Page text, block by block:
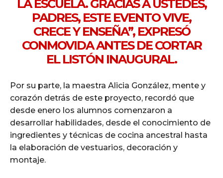
LA ESCUELA. GRACIAS A USTEDES,
PADRES, ESTE EVENTO VIVE,
CRECE Y ENSEÑA”, EXPRESÓ
CONMOVIDA ANTES DE CORTAR
EL LISTÓN INAUGURAL.
Por su parte, la maestra Alicia González, mente y
corazón detrás de este proyecto, recordó que
desde enero los alumnos comenzaron a
desarrollar habilidades, desde el conocimiento de
ingredientes y técnicas de cocina ancestral hasta
la elaboración de vestuarios, decoración y
montaje.